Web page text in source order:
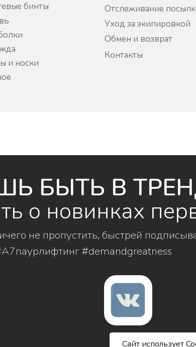
Сайт использует
Отслеживание
и носки
бинты
Уход за экипировкой
Контакты
Обмен и возврат
БЫТЬ В
о новинках
не пропустить, быстрей
#demandgreatness